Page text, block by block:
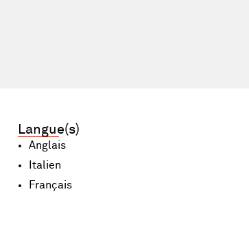
Langue(s)
Anglais
Italien
Français